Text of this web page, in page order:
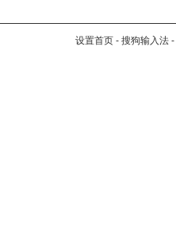
设置首页 - 搜狗输入法 -